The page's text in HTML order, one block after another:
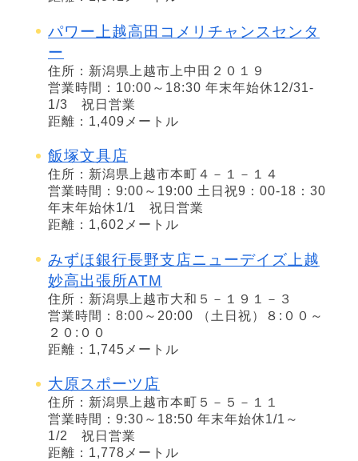
パワー上越高田コメリチャンスセンタ
ー
住所：新潟県上越市上中田２０１９
営業時間：10:00～18:30 年末年始休12/31-
1/3 祝日営業
距離：1,409メートル
飯塚文具店
住所：新潟県上越市本町４－１－１４
営業時間：9:00～19:00 土日祝9：00-18：30
年末年始休1/1 祝日営業
距離：1,602メートル
みずほ銀行長野支店ニューデイズ上越
妙高出張所ATM
住所：新潟県上越市大和５－１９１－３
営業時間：8:00～20:00 （土日祝）８:００～
２０:００
距離：1,745メートル
大原スポーツ店
住所：新潟県上越市本町５－５－１１
営業時間：9:30～18:50 年末年始休1/1～
1/2 祝日営業
距離：1,778メートル